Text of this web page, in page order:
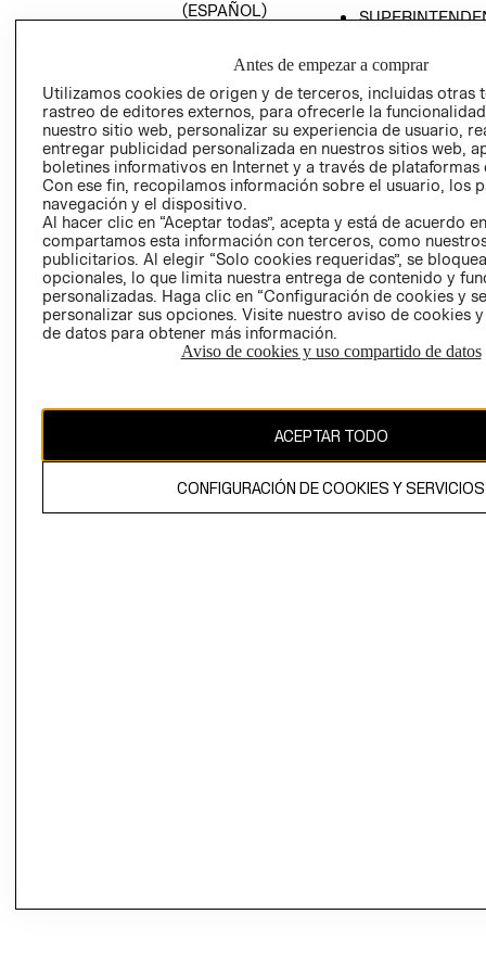
(ESPAÑOL)
TRANSPARENCIA
Y ÉTICA (INGLÉS)
COMERCIO - SIC
PETICIONES
QUEJAS Y
RECLAMOS
Colombia ($)
CAMBIAR REGIÓN
propiedad de H&M Hennes & Mauritz AB.
Antes de empezar a comprar
Utilizamos cookies de origen y de terceros, incluidas otras
rastreo de editores externos, para ofrecerle la
nuestro sitio web, personalizar su experiencia de usuario,
entregar publicidad personalizada en nuestros sitios web,
boletines informativos en Internet y a través de plataformas
Con ese fin, recopilamos información sobre el usuario, los
navegación y el dispositivo.
Al hacer clic en “Aceptar todas”, acepta y está de acuerdo
compartamos esta información con terceros, como
publicitarios. Al elegir “Solo cookies requeridas”, se
opcionales, lo que limita nuestra entrega de contenido y
personalizadas. Haga clic en “Configuración de cookies y
personalizar sus opciones. Visite nuestro aviso de cookies
de datos para obtener más información.
Aviso de cookies y uso compartido de datos
ACEPTAR TODO
CONFIGURACIÓN DE COOKIES Y SERVICIOS